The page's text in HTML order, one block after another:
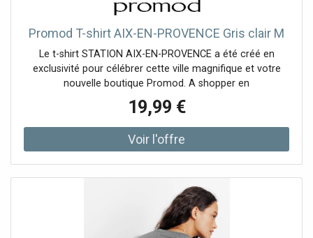
Promod T-shirt AIX-EN-PROVENCE Gris clair M
Le t-shirt STATION AIX-EN-PROVENCE a été créé en
exclusivité pour célébrer cette ville magnifique et votre
nouvelle boutique Promod. A shopper en
19,99 €